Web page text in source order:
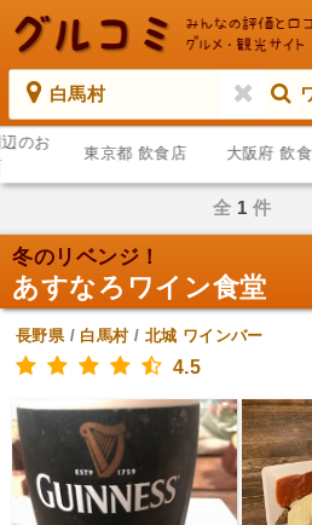
白馬村
のお
東京都 飲食店 大阪府 飲
全 1 件
冬のリベンジ！
あすなろワイン食堂
長野県/ 白馬村/ 北城 ワインバー
4.5